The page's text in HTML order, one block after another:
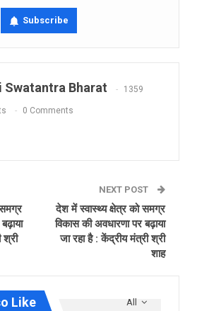
Subscribe
Swatantra Bharat 1359
0 Comments
श्री
NEXT POST
देश में स्वास्थ्य क्षेत्र को समग्र
विकास की अवधारणा पर बढ़ाया
जा रहा है : केंद्रीय मंत्री श्री
शाह
All
Like